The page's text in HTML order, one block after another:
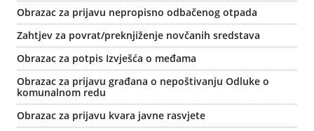
Obrazac za prijavu nepropisno odbačenog otpada
Zahtjev za povrat/preknjiženje novčanih sredstava
Obrazac za potpis Izvješća o međama
Obrazac za prijavu građana o nepoštivanju Odluke o
komunalnom redu
Obrazac za prijavu kvara javne rasvjete